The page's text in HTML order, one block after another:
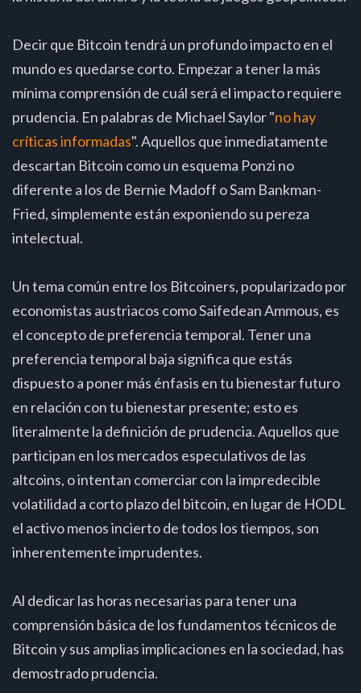
Decir que Bitcoin tendrá un profundo impacto en el
mundo es quedarse corto. Empezar a tener la más
mínima comprensión de cuál será el impacto requiere
prudencia. En palabras de Michael Saylor "no hay
críticas informadas". Aquellos que inmediatamente
descartan Bitcoin como un esquema Ponzi no
diferente a los de Bernie Madoff o Sam Bankman-
Fried, simplemente están exponiendo su pereza
intelectual.
Un tema común entre los Bitcoiners, popularizado por
economistas austriacos como Saifedean Ammous, es
el concepto de preferencia temporal. Tener una
preferencia temporal baja significa que estás
dispuesto a poner más énfasis en tu bienestar futuro
en relación con tu bienestar presente; esto es
literalmente la definición de prudencia. Aquellos que
participan en los mercados especulativos de las
altcoins, o intentan comerciar con la impredecible
volatilidad a corto plazo del bitcoin, en lugar de HODL
el activo menos incierto de todos los tiempos, son
inherentemente imprudentes.
Al dedicar las horas necesarias para tener una
comprensión básica de los fundamentos técnicos de
Bitcoin y sus amplias implicaciones en la sociedad, has
demostrado prudencia.